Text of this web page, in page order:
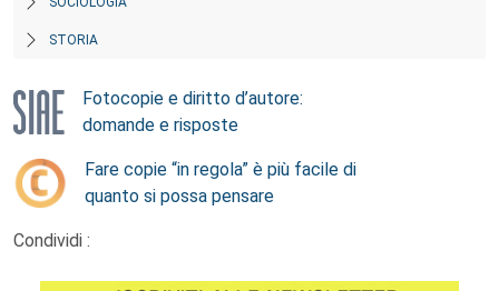
STORIA
Fotocopie e diritto d’autore:
domande e risposte
Fare copie “in regola” è più facile di
quanto si possa pensare
Condividi :